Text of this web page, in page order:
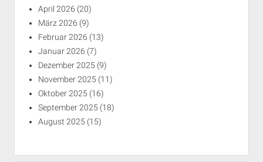
April 2026 (20)
März 2026 (9)
Februar 2026 (13)
Januar 2026 (7)
Dezember 2025 (9)
November 2025 (11)
Oktober 2025 (16)
September 2025 (18)
August 2025 (15)